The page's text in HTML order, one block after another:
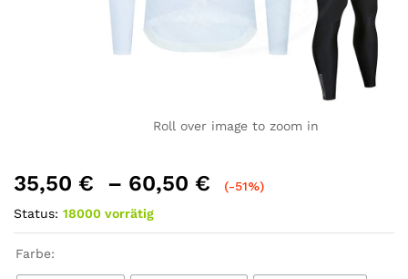
Roll over image to zoom in
35,50 € – 60,50 €
(-51%)
Status: 18000 vorrätig
Farbe: